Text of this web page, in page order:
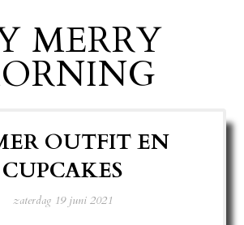
MERRY
OUTFIT EN
CUPCAKES
zaterdag 19 juni 2021